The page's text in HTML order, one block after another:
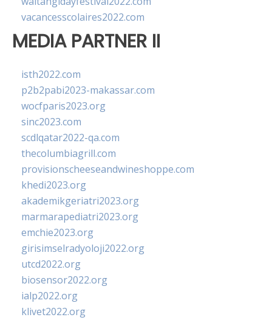
vacancesscolaires2022.com
MEDIA PARTNER II
isth2022.com
p2b2pabi2023-makassar.com
wocfparis2023.org
sinc2023.com
scdlqatar2022-qa.com
thecolumbiagrill.com
provisionscheeseandwineshoppe.com
khedi2023.org
akademikgeriatri2023.org
marmarapediatri2023.org
emchie2023.org
girisimselradyoloji2022.org
utcd2022.org
biosensor2022.org
ialp2022.org
klivet2022.org